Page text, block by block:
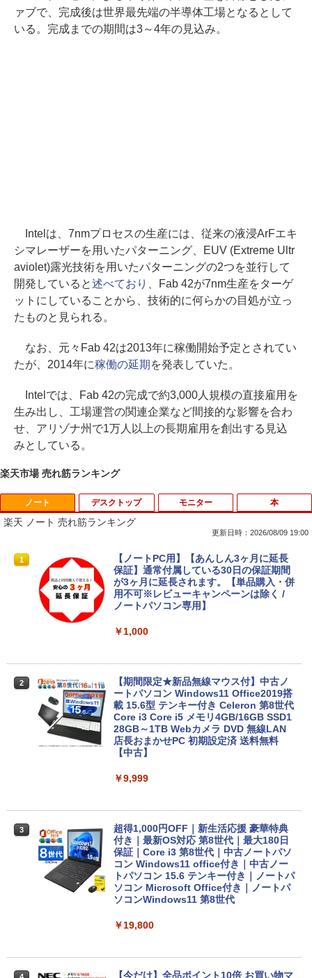
ァブで、完成後は世界最先端の半導体工場となるとして
いる。完成までの期間は3～4年の見込み。
Intelは、7nmプロセスの生産には、従来の液浸ArFエキ
シマレーザーを用いたパターニング、EUV (Extreme Ultr
aviolet)露光技術を用いたパターニングの2つを並行して
開発していると述べており
、Fab 42が7nm生産をターゲ
ットにしていることから、技術的に何らかの目処が立っ
たものと見られる。
なお、元々Fab 42は2013年に稼働開始予定とされてい
たが、2014年に稼働の延期 を発表していた。
Intelでは、Fab 42の完成で約3,000人規模の直接雇用を
生み出し、工場運営の関連企業など間接的な影響を合わ
せ、アリゾナ州で1万人以上の長期雇用を創出する見込
みとしている。
楽天市場 売れ筋ランキング
ノート
楽天 ノート 売れ筋ランキング
更新日時：2026/08/09 19:00
1
【ノートPC用】【あんしん3ヶ月に延長
保証】通常付属している30日の保証期間
が3ヶ月に延長されます。【単品購入・併
用不可※レビューキャンペーンは除く /
ノートパソコン専用】
￥1,000
2
【期間限定★新品無線マウス付】中古ノ
ートパソコン Windows11 Office2019搭
載 15.6型 テンキー付き Celeron 第8世代
Core i3 Core i5 メモリ4GB/16GB SSD1
28GB～1TB Webカメラ DVD 無線LAN
店長おまかせPC 初期設定済 送料無料
【中古】
￥9,999
3
超得1,000円OFF｜新生活応援 豪華特典
付き｜最新OS対応 第8世代｜最大180日
保証｜Core i3 第8世代｜中古ノートパソ
コン Windows11 office付き｜中古ノー
トパソコン 15.6 テンキー付き｜ノートパ
ソコン Microsoft Office付き｜ノートパ
ソコンWindows11 第8世代
￥19,800
【今だけ】全品ポイント10倍 お買い物マ
デスクトップ モニター 本